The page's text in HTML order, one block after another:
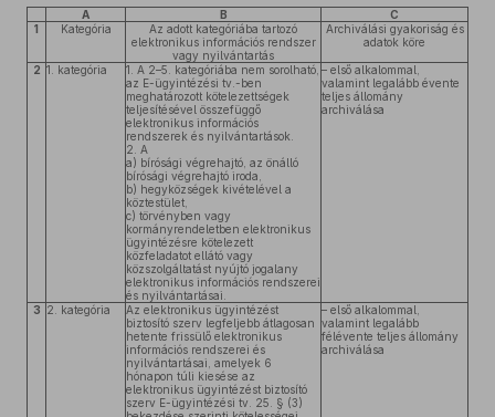
A B
C
1
Kategória
Az adott kategóriába tartozó
elektronikus információs rendszer
vagy nyilvántartás
Archiválási gyakoriság és
adatok köre
2 1. kategória
1. A 2–5. kategóriába nem sorolható,
az E-ügyintézési tv.-ben
meghatározott kötelezettségek
teljesítésével összefüggő
elektronikus információs
rendszerek és nyilvántartások.
2. A
a) bírósági végrehajtó, az önálló
bírósági végrehajtó iroda,
b) hegyközségek kivételével a
köztestület,
c) törvényben vagy
kormányrendeletben elektronikus
ügyintézésre kötelezett
közfeladatot ellátó vagy
közszolgáltatást nyújtó jogalany
elektronikus információs rendszerei
és nyilvántartásai.
– első alkalommal,
valamint legalább évente
teljes állomány
archiválása
3 2. kategória
Az elektronikus ügyintézést
biztosító szerv legfeljebb átlagosan
hetente frissülő elektronikus
információs rendszerei és
nyilvántartásai, amelyek 6
hónapon túli kiesése az
elektronikus ügyintézést biztosító
szerv E-ügyintézési tv. 25. § (3)
– első alkalommal,
valamint legalább
félévente teljes állomány
archiválása